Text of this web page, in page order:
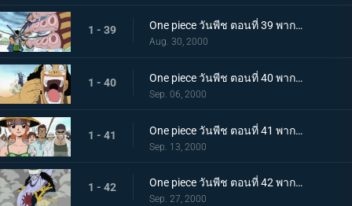
1 - 39 One piece วันพีช ตอนที่ 39 พากย์ไทย ลูฟี่จมน้ำ โซโล ปะทะ หมึกยักษ์ฮัจจัง
Aug. 30, 2000
1 - 40 One piece วันพีช ตอนที่ 40 พากย์ไทย ศักดิ์ศรีของนักสู้ ซันจิกับอุซุปพบศึกหนัก
Sep. 06, 2000
1 - 41 One piece วันพีช ตอนที่ 41 พากย์ไทย ลูฟี่ลุยแหลก!!! ความมุ่งมั่นของนามิและหมวกฟาง
Sep. 13, 2000
1 - 42 One piece วันพีช ตอนที่ 42 พากย์ไทย ระเบิดศึก! การโจมตีจากใต้ทะเลของมนุษย์เงือกอารอง!
Sep. 27, 2000